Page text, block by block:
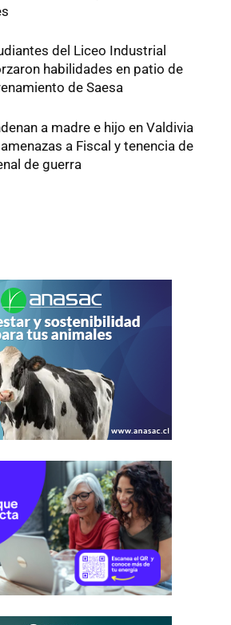
del Liceo Industrial
habilidades en patio de
de Saesa
a madre e hijo en Valdivia
a Fiscal y tenencia de
de guerra